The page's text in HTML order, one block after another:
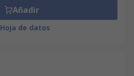
Añadir
Hoja de datos